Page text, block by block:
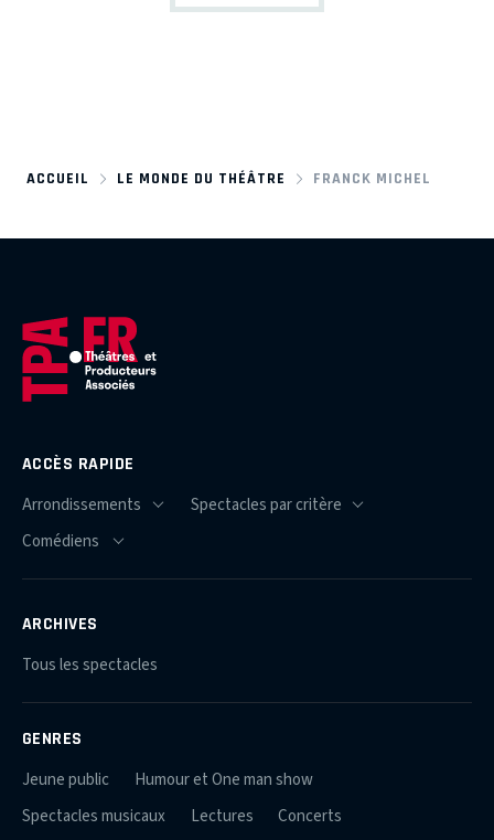
ACCUEIL LE MONDE DU THÉÂTRE FRANCK MICHEL
ACCÈS RAPIDE
ARCHIVES
Tous les spectacles
GENRES
Jeune public
Humour et One man show
Spectacles musicaux
Lectures
Concerts